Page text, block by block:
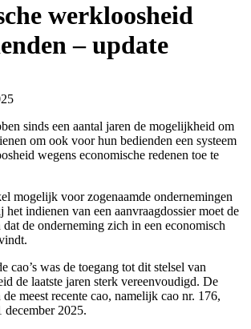
werkloosheid
– update
sinds een aantal jaren de mogelijkheid om
om ook voor hun bedienden een systeem
wegens economische redenen toe te
mogelijk voor zogenaamde ondernemingen
indienen van een aanvraagdossier moet de
de onderneming zich in een economisch
cao’s was de toegang tot dit stelsel van
de laatste jaren sterk vereenvoudigd. De
meest recente cao, namelijk cao nr. 176,
december 2025.